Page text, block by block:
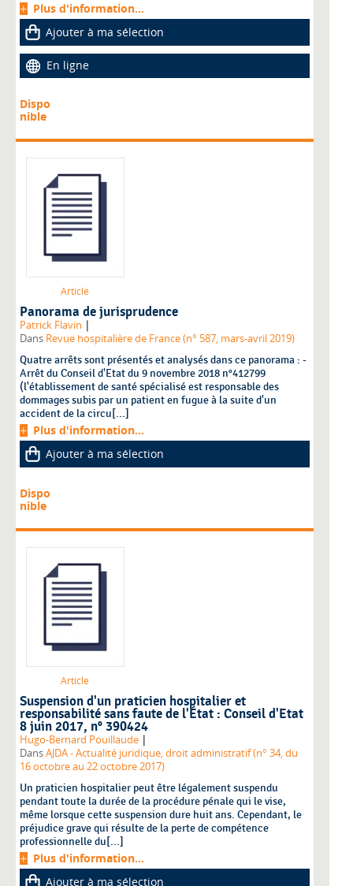
Plus d'information...
Ajouter à ma sélection
En ligne
Dispo
nible
Article
Panorama de jurisprudence
Patrick Flavin |
Dans Revue hospitalière de France (n° 587, mars-avril 2019)
Quatre arrêts sont présentés et analysés dans ce panorama : -
Arrêt du Conseil d'Etat du 9 novembre 2018 n°412799
(l'établissement de santé spécialisé est responsable des
dommages subis par un patient en fugue à la suite d'un
accident de la circu[...]
Plus d'information...
Ajouter à ma sélection
Dispo
nible
Article
Suspension d'un praticien hospitalier et
responsabilité sans faute de l'État : Conseil d'Etat
8 juin 2017, n° 390424
Hugo-Bernard Pouillaude |
DansAJDA - Actualité juridique, droit administratif (n° 34, du
16 octobre au 22 octobre 2017)
Un praticien hospitalier peut être légalement suspendu
pendant toute la durée de la procédure pénale qui le vise,
même lorsque cette suspension dure huit ans. Cependant, le
préjudice grave qui résulte de la perte de compétence
professionnelle du[...]
Plus d'information...
Ajouter à ma sélection